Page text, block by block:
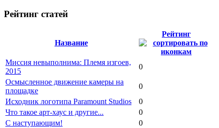
Рейтинг статей
Название
Рейтинг
Миссия невыполнима: Племя изгоев,
2015
0
Осмысленное движение камеры на
площадке
0
Исходник логотипа Paramount Studios
0
Что такое арт-хаус и другие...
0
С наступающим!
0